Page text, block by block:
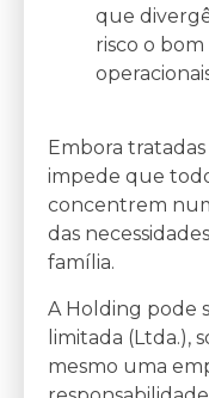
que
risco o
Embora
impede que
concentrem
das
família.
A Holding pode
limitada (Ltda.),
mesmo uma